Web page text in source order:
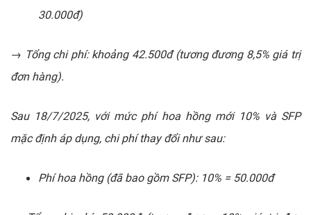
30.000đ)
→ Tổng chi phí: khoảng 42.500đ (tương đương 8,5% giá trị
đơn hàng).
Sau 18/7/2025, với mức phí hoa hồng mới 10% và SFP
mặc định áp dụng, chi phí thay đổi như sau:
Phí hoa hồng (đã bao gồm SFP): 10% = 50.000đ